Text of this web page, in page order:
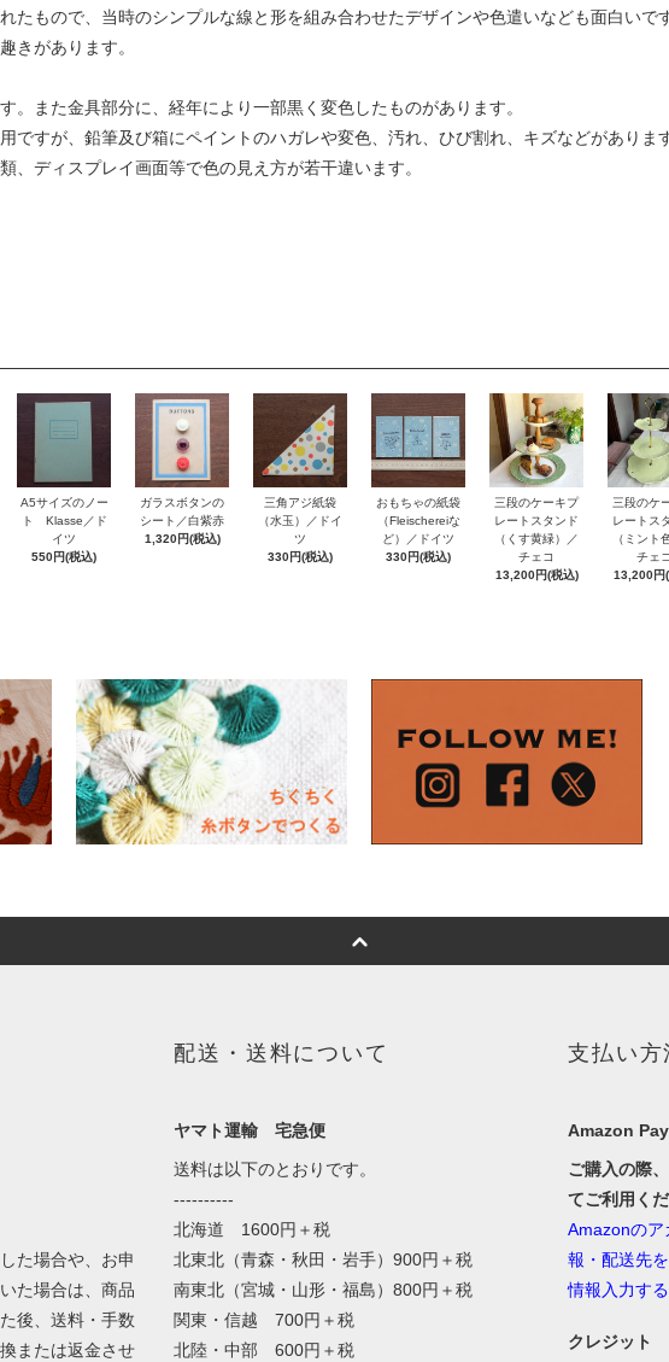
たもので、当時のシンプルな線と形を組み合わせたデザインや色遣いなども面白いで
きがあります。
。また金具部分に、経年により一部黒く変色したものがあります。
ですが、鉛筆及び箱にペイントのハガレや変色、汚れ、ひび割れ、キズなどがありま
、ディスプレイ画面等で色の見え方が若干違います。
A5サイズのノー
ト Klasse／ド
イツ
550円(税込)
ガラスボタンの
シート／白紫赤
1,320円(税込)
三角アジ紙袋
（水玉）／ドイ
ツ
330円(税込)
おもちゃの紙袋
（Fleischereiな
ど）／ドイツ
330円(税込)
三段のケーキプ
レートスタンド
（くす黄緑）／
チェコ
13,200円(税込)
三段のケ
レートス
（ミント
チェコ
13,200円
た場合や、お申
た場合は、商品
後、送料・手数
または返金させ
配送・送料について
ヤマト運輸 宅急便
送料は以下のとおりです。
----------
北海道 1600円＋税
北東北（青森・秋田・岩手）900円＋税
南東北（宮城・山形・福島）800円＋税
関東・信越 700円＋税
北陸・中部 600円＋税
支払い方
Amazon Pay
ご購入の際
てご利用くだ
Amazonのア
報・配送先
情報入力す
クレジット